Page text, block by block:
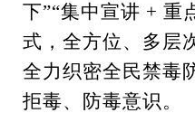
下”“集中宣讲 + 重
式，全方位、多层
全力织密全民禁毒
拒毒、防毒意识。